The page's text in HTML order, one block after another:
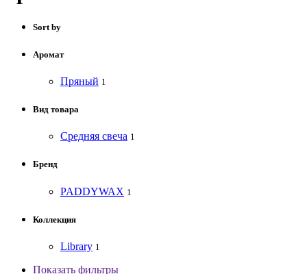
Sort by
Аромат
Пряный 1
Вид товара
Средняя свеча 1
Бренд
PADDYWAX 1
Коллекция
Library 1
Показать фильтры